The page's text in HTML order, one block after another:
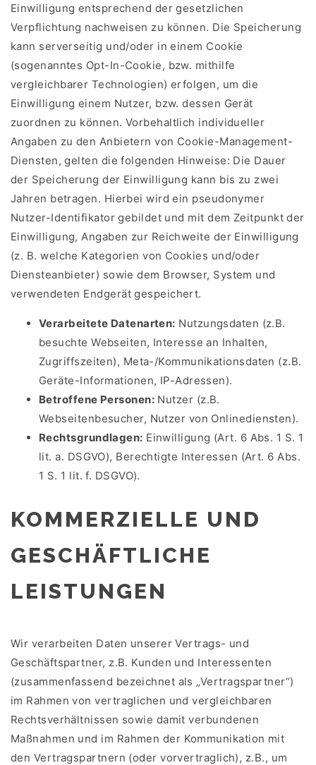
Einwilligung entsprechend der gesetzlichen
Verpflichtung nachweisen zu können. Die Speicherung
kann serverseitig und/oder in einem Cookie
(sogenanntes Opt-In-Cookie, bzw. mithilfe
vergleichbarer Technologien) erfolgen, um die
Einwilligung einem Nutzer, bzw. dessen Gerät
zuordnen zu können. Vorbehaltlich individueller
Angaben zu den Anbietern von Cookie-Management-
Diensten, gelten die folgenden Hinweise: Die Dauer
der Speicherung der Einwilligung kann bis zu zwei
Jahren betragen. Hierbei wird ein pseudonymer
Nutzer-Identifikator gebildet und mit dem Zeitpunkt der
Einwilligung, Angaben zur Reichweite der Einwilligung
(z. B. welche Kategorien von Cookies und/oder
Diensteanbieter) sowie dem Browser, System und
verwendeten Endgerät gespeichert.
Verarbeitete Datenarten: Nutzungsdaten (z.B.
besuchte Webseiten, Interesse an Inhalten,
Zugriffszeiten), Meta-/Kommunikationsdaten (z.B.
Geräte-Informationen, IP-Adressen).
Betroffene Personen: Nutzer (z.B.
Webseitenbesucher, Nutzer von Onlinediensten).
Rechtsgrundlagen: Einwilligung (Art. 6 Abs. 1 S. 1
lit. a. DSGVO), Berechtigte Interessen (Art. 6 Abs.
1 S. 1 lit. f. DSGVO).
KOMMERZIELLE UND
GESCHÄFTLICHE
LEISTUNGEN
Wir verarbeiten Daten unserer Vertrags- und
Geschäftspartner, z.B. Kunden und Interessenten
(zusammenfassend bezeichnet als „Vertragspartner“)
im Rahmen von vertraglichen und vergleichbaren
Rechtsverhältnissen sowie damit verbundenen
Maßnahmen und im Rahmen der Kommunikation mit
den Vertragspartnern (oder vorvertraglich), z.B., um